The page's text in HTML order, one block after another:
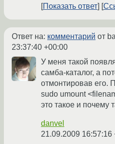
Показать ответ
Ответ на: комментарий от
23:37:40 +00:00
У меня такой
самба-каталог, а
отмонтировав его.
sudo umount
это такое и почему
danvel
21.09.2009 16:57:16